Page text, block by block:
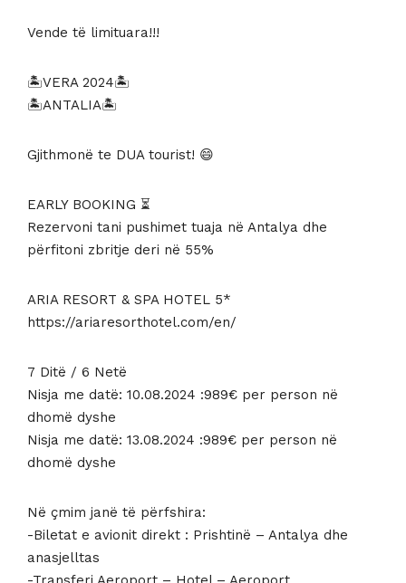
1159 €.është:
Vende të limituara!!!
🏝VERA 2024🏝
🏝ANTALIA🏝
Gjithmonë te DUA tourist! 😄
EARLY BOOKING ⏳
Rezervoni tani pushimet tuaja në Antalya dhe
përfitoni zbritje deri në 55%
ARIA RESORT & SPA HOTEL 5*
https://ariaresorthotel.com/en/
7 Ditë / 6 Netë
Nisja me datë: 10.08.2024 :989€ per person në
dhomë dyshe
Nisja me datë: 13.08.2024 :989€ per person në
dhomë dyshe
Në çmim janë të përfshira:
-Biletat e avionit direkt : Prishtinë – Antalya dhe
anasjelltas